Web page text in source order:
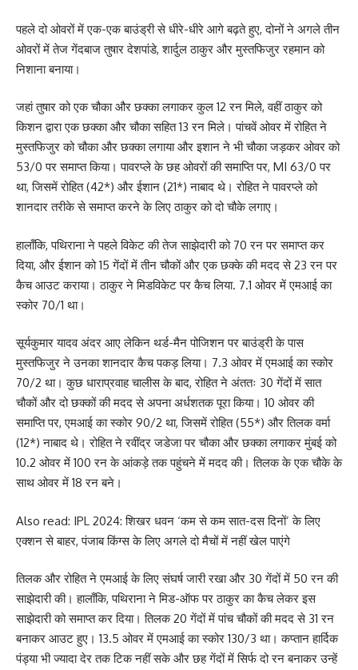
पहले दो ओवरों में एक-एक बाउंड्री से धीरे-धीरे आगे बढ़ते हुए, दोनों ने अगले तीन
ओवरों में तेज गेंदबाज तुषार देशपांडे, शार्दुल ठाकुर और मुस्तफिजुर रहमान को
निशाना बनाया।
जहां तुषार को एक चौका और छक्का लगाकर कुल 12 रन मिले, वहीं ठाकुर को
किशन द्वारा एक छक्का और चौका सहित 13 रन मिले। पांचवें ओवर में रोहित ने
मुस्तफिजुर को चौका और छक्का लगाया और इशान ने भी चौका जड़कर ओवर को
53/0 पर समाप्त किया। पावरप्ले के छह ओवरों की समाप्ति पर, MI 63/0 पर
था, जिसमें रोहित (42*) और ईशान (21*) नाबाद थे। रोहित ने पावरप्ले को
शानदार तरीके से समाप्त करने के लिए ठाकुर को दो चौके लगाए।
हालाँकि, पथिराना ने पहले विकेट की तेज साझेदारी को 70 रन पर समाप्त कर
दिया, और ईशान को 15 गेंदों में तीन चौकों और एक छक्के की मदद से 23 रन पर
कैच आउट कराया। ठाकुर ने मिडविकेट पर कैच लिया. 7.1 ओवर में एमआई का
स्कोर 70/1 था।
सूर्यकुमार यादव अंदर आए लेकिन थर्ड-मैन पोजिशन पर बाउंड्री के पास
मुस्तफिजुर ने उनका शानदार कैच पकड़ लिया। 7.3 ओवर में एमआई का स्कोर
70/2 था। कुछ धाराप्रवाह चालीस के बाद, रोहित ने अंततः 30 गेंदों में सात
चौकों और दो छक्कों की मदद से अपना अर्धशतक पूरा किया। 10 ओवर की
समाप्ति पर, एमआई का स्कोर 90/2 था, जिसमें रोहित (55*) और तिलक वर्मा
(12*) नाबाद थे। रोहित ने रवींद्र जडेजा पर चौका और छक्का लगाकर मुंबई को
10.2 ओवर में 100 रन के आंकड़े तक पहुंचने में मदद की। तिलक के एक चौके के
साथ ओवर में 18 रन बने।
Also read: IPL 2024: शिखर धवन ‘कम से कम सात-दस दिनों’ के लिए
एक्शन से बाहर, पंजाब किंग्स के लिए अगले दो मैचों में नहीं खेल पाएंगे
तिलक और रोहित ने एमआई के लिए संघर्ष जारी रखा और 30 गेंदों में 50 रन की
साझेदारी की। हालाँकि, पथिराना ने मिड-ऑफ पर ठाकुर का कैच लेकर इस
साझेदारी को समाप्त कर दिया। तिलक 20 गेंदों में पांच चौकों की मदद से 31 रन
बनाकर आउट हुए। 13.5 ओवर में एमआई का स्कोर 130/3 था। कप्तान हार्दिक
पंड्या भी ज्यादा देर तक टिक नहीं सके और छह गेंदों में सिर्फ दो रन बनाकर उन्हें